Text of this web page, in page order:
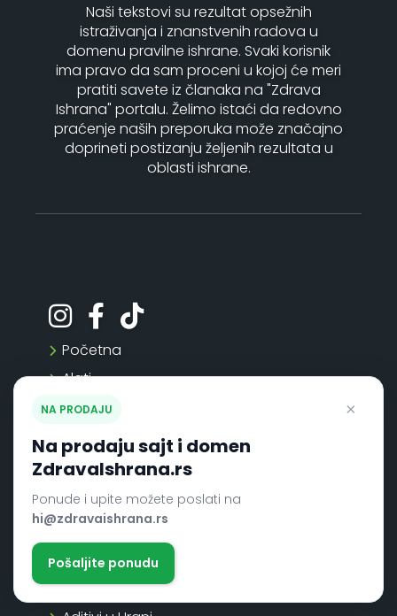
Naši tekstovi su rezultat opsežnih
istraživanja i znanstvenih radova u
domenu pravilne ishrane. Svaki korisnik
ima pravo da sam proceni u kojoj će meri
pratiti savete iz članaka na "Zdrava
Ishrana" portalu. Želimo istaći da redovno
praćenje naših preporuka može značajno
doprineti postizanju željenih rezultata u
oblasti ishrane.
Početna
Alati
Novosti
Recepti
Kontakt
Keto Ishrana
Hrono Ishrana
LCHF Ishrana
Tablica Kalorija
×
NA PRODAJU
Na prodaju sajt i domen
ZdravaIshrana.rs
Ponude i upite možete poslati na
hi@zdravaishrana.rs
Pošaljite ponudu